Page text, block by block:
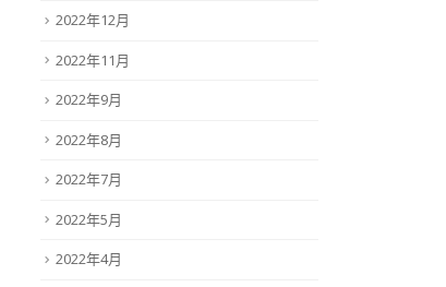
2022年12月
2022年11月
2022年9月
2022年8月
2022年7月
2022年5月
2022年4月